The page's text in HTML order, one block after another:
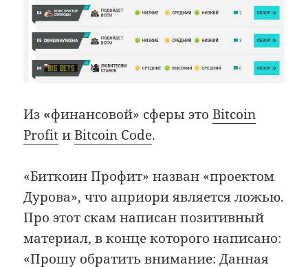
Из «финансовой» сферы этоBitcoin
ProfitиBitcoin Code.
«Биткоин Профит» назван «проектом
Дурова», что априори является ложью.
Про этот скам написан позитивный
материал, в конце которого написано:
«Прошу обратить внимание: Данная